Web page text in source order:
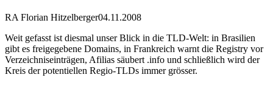
RA Florian Hitzelberger04.11.2008
Weit gefasst ist diesmal unser Blick in die TLD-Welt: in Brasilien
gibt es freigegebene Domains, in Frankreich warnt die Registry vor
Verzeichniseinträgen, Afilias säubert .info und schließlich wird der
Kreis der potentiellen Regio-TLDs immer grösser.